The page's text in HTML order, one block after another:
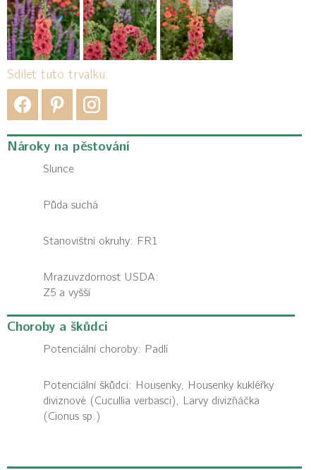
Sdílet tuto trvalku:
Nároky na pěstování
Slunce
Půda suchá
Stanovištní okruhy: FR1
Mrazuvzdornost USDA:
Z5 a vyšší
Choroby a škůdci
Potenciální choroby: Padlí
Potenciální škůdci: Housenky, Housenky kukléřky
diviznové (Cucullia verbasci), Larvy divizňáčka
(Cionus sp.)